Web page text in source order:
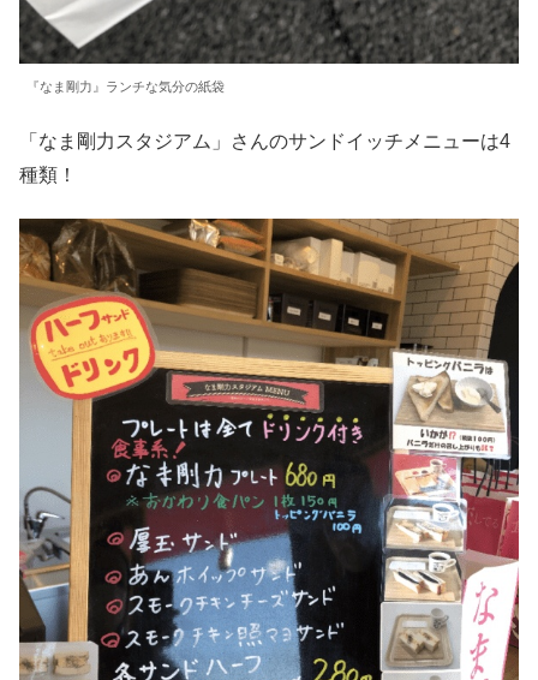
『なま剛力』ランチな気分の紙袋
「なま剛力スタジアム」さんのサンドイッチメニューは4
種類！